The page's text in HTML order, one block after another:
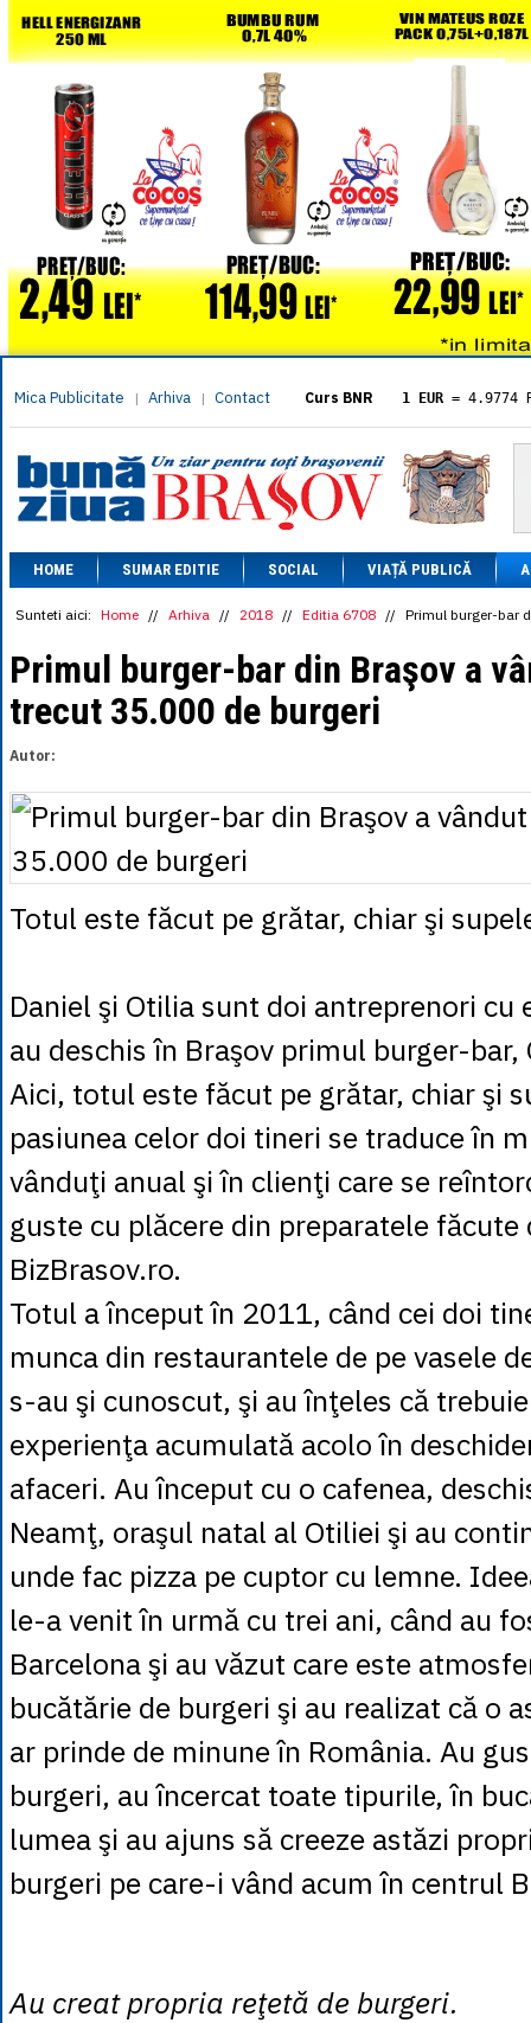
Mica Publicitate | Arhiva | Contact Curs BNR 1 EUR = 4.9774
= 5.8304
1 XAU= 464.4611
1 AED= 1.1933
1 AUD= 2.7957
1 BGN= 2.5449
1 CAD= 3.1559
1 CHF= 5.2813
1 CNY= 0.6015
= 0.6668
1 EGP= 0.0860
1 HUF
= 0.2227
1 NOK= 0.4191
1 RSD= 0.0425
1 RUB = 0.0530
1 SEK = 0.4526
= 5.9383
1 ZAR= 0.2318
HOME SUMAR EDITIE SOCIAL VIAȚĂ PUBLICĂ
Sunteti aici: Home // Arhiva // 2018 // Editia 6708 // Primul burger-bar
Primul burger-bar din Braşov a
trecut 35.000 de burgeri
Autor:
Totul este făcut pe grătar, chiar şi
Daniel şi Otilia sunt doi antreprenori cu
au deschis în Braşov primul burger-bar,
Aici, totul este făcut pe grătar, chiar şi
pasiunea celor doi tineri se traduce în
vânduţi anual şi în clienţi care se
guste cu plăcere din preparatele făcute
BizBrasov.ro.
Totul a început în 2011, când cei doi
munca din restaurantele de pe vasele
s-au şi cunoscut, şi au înţeles că
experienţa acumulată acolo în
afaceri. Au început cu o cafenea,
Neamţ, oraşul natal al Otiliei şi au
unde fac pizza pe cuptor cu lemne.
le-a venit în urmă cu trei ani, când au
Barcelona şi au văzut care este
bucătărie de burgeri şi au realizat că o
ar prinde de minune în România. Au
burgeri, au încercat toate tipurile, în
lumea şi au ajuns să creeze astăzi
burgeri pe care-i vând acum în centrul
Au creat propria reţetă de burgeri.